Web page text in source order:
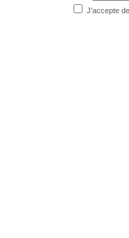
J'accepte